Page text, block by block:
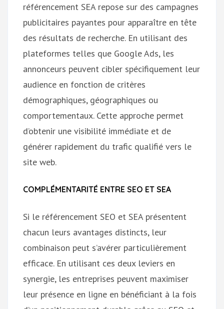
référencement SEA repose sur des campagnes
publicitaires payantes pour apparaître en tête
des résultats de recherche. En utilisant des
plateformes telles que Google Ads, les
annonceurs peuvent cibler spécifiquement leur
audience en fonction de critères
démographiques, géographiques ou
comportementaux. Cette approche permet
d’obtenir une visibilité immédiate et de
générer rapidement du trafic qualifié vers le
site web.
COMPLÉMENTARITÉ ENTRE SEO ET SEA
Si le référencement SEO et SEA présentent
chacun leurs avantages distincts, leur
combinaison peut s’avérer particulièrement
efficace. En utilisant ces deux leviers en
synergie, les entreprises peuvent maximiser
leur présence en ligne en bénéficiant à la fois